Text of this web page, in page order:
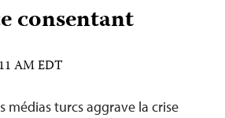
consentant
AM EDT
médias turcs aggrave la crise